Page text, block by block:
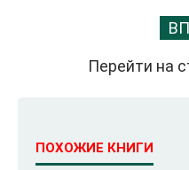
Перейти на
ПОХОЖИЕ КНИГИ